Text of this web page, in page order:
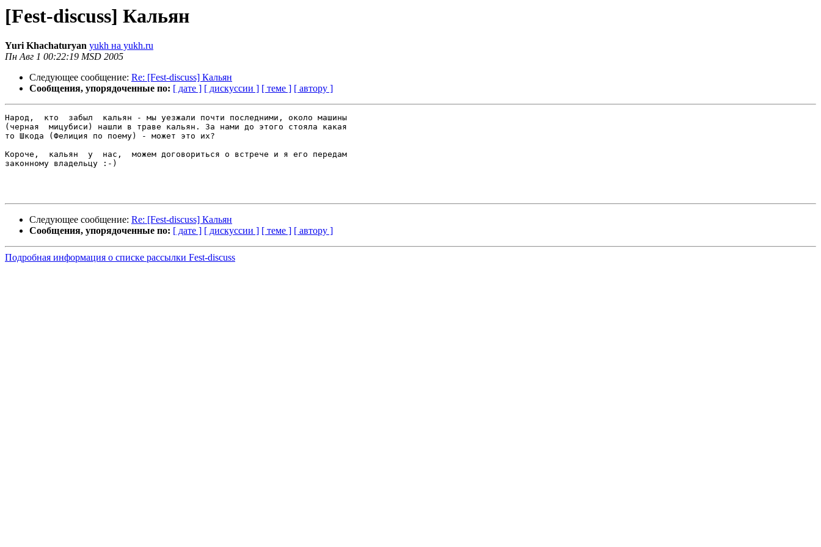
[Fest-discuss] Кальян
Yuri Khachaturyan yukh на yukh.ru
Пн Авг 1 00:22:19 MSD 2005
Следующее сообщение: Re: [Fest-discuss] Кальян
Сообщения, упорядоченные по: [ дате ] [ дискуссии ] [ теме ] [ автору ]
Народ,  кто  забыл  кальян - мы уезжали почти последними, около машины
(черная  мицубиси) нашли в траве кальян. За нами до этого стояла какая
то Шкода (Фелиция по поему) - может это их?
Короче,  кальян  у  нас,  можем договориться о встрече и я его передам
законному владельцу :-)
Следующее сообщение: Re: [Fest-discuss] Кальян
Сообщения, упорядоченные по: [ дате ] [ дискуссии ] [ теме ] [ автору ]
Подробная информация о списке рассылки Fest-discuss